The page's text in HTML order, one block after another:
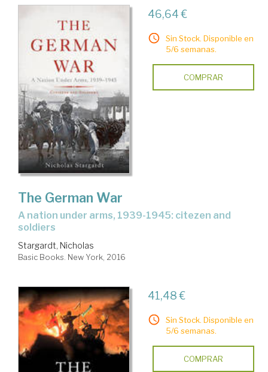
46,64 €
Sin Stock. Disponible en
5/6 semanas.
COMPRAR
The German War
a nation under arms, 1939-1945: citezen and
soldiers
Stargardt, Nicholas
Basic Books. New York, 2016
41,48 €
Sin Stock. Disponible en
5/6 semanas.
COMPRAR